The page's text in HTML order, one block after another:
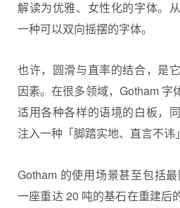
解读为优雅、女性化的字体。
一种可以双向摇摆的字体。
也许，圆滑与直率的结合，是
因素。在很多领域，Gotham 字
适用各种各样的语境的白板，
注入一种「脚踏实地、直言不讳
Gotham 的使用场景甚至包括最
一座重达 20 吨的基石在重建后